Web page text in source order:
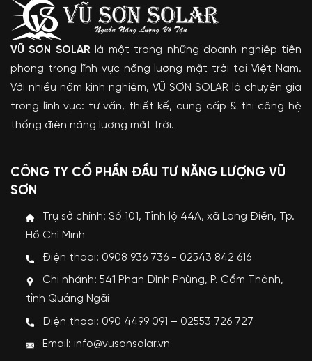
VŨ SƠN SOLAR là một trong những doanh nghiệp tiên
phong trong lĩnh vực năng lượng mặt trời tại Việt Nam.
Với nhiều năm kinh nghiệm, VŨ SƠN SOLAR là chuyên gia
trong lĩnh vực: tư vấn, thiết kế, cung cấp & thi công hệ
thống điện năng lượng mặt trời.
CÔNG TY CỔ PHẦN ĐẦU TƯ NĂNG LƯỢNG VŨ
SƠN
Trụ sở chính: Số 101, Tỉnh lộ 44A, xã Long Điền, Tp.
Hồ Chí Minh
Điện thoại: 0908 936 736 - 02543 842 616
Chi nhánh: 541 Phan Đình Phùng, P. Cẩm Thành,
tỉnh Quảng Ngãi
Điện thoại: 090 4499 091 – 02553 726 727
Email: info@vusonsolar.vn